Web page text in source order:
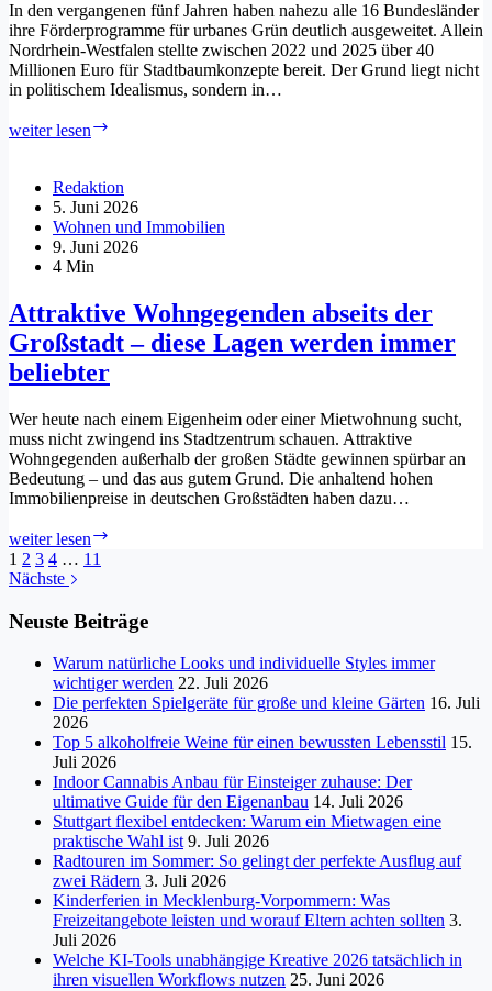
In den vergangenen fünf Jahren haben nahezu alle 16 Bundesländer
ihre Förderprogramme für urbanes Grün deutlich ausgeweitet. Allein
Nordrhein-Westfalen stellte zwischen 2022 und 2025 über 40
Millionen Euro für Stadtbaumkonzepte bereit. Der Grund liegt nicht
in politischem Idealismus, sondern in…
weiter lesen
ihre
Städte
mit
Bäumen
Redaktion
5. Juni 2026
Wohnen und Immobilien
9. Juni 2026
4 Min
Attraktive Wohngegenden abseits der
Großstadt – diese Lagen werden immer
beliebter
Wer heute nach einem Eigenheim oder einer Mietwohnung sucht,
muss nicht zwingend ins Stadtzentrum schauen. Attraktive
Wohngegenden außerhalb der großen Städte gewinnen spürbar an
Bedeutung – und das aus gutem Grund. Die anhaltend hohen
Immobilienpreise in deutschen Großstädten haben dazu…
weiter lesen
Großstadt
–
diese
Lagen
werden
immer
beliebter
1 2 3 4 … 11
Nächste
Neuste Beiträge
Warum natürliche Looks und individuelle Styles immer
wichtiger werden 22. Juli 2026
Die perfekten Spielgeräte für große und kleine Gärten 16. Juli
2026
Top 5 alkoholfreie Weine für einen bewussten Lebensstil 15.
Juli 2026
Indoor Cannabis Anbau für Einsteiger zuhause: Der
ultimative Guide für den Eigenanbau 14. Juli 2026
Stuttgart flexibel entdecken: Warum ein Mietwagen eine
praktische Wahl ist 9. Juli 2026
Radtouren im Sommer: So gelingt der perfekte Ausflug auf
zwei Rädern 3. Juli 2026
Kinderferien in Mecklenburg-Vorpommern: Was
Freizeitangebote leisten und worauf Eltern achten sollten 3.
Juli 2026
Welche KI-Tools unabhängige Kreative 2026 tatsächlich in
ihren visuellen Workflows nutzen 25. Juni 2026